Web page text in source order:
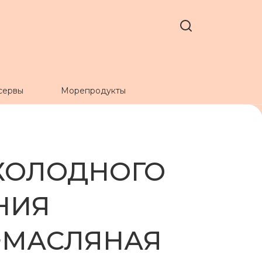
Морепродукты